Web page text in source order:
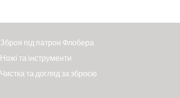
Зброя під патрон Флобера
Ножі та інструменти
Чистка та догляд за зброєю